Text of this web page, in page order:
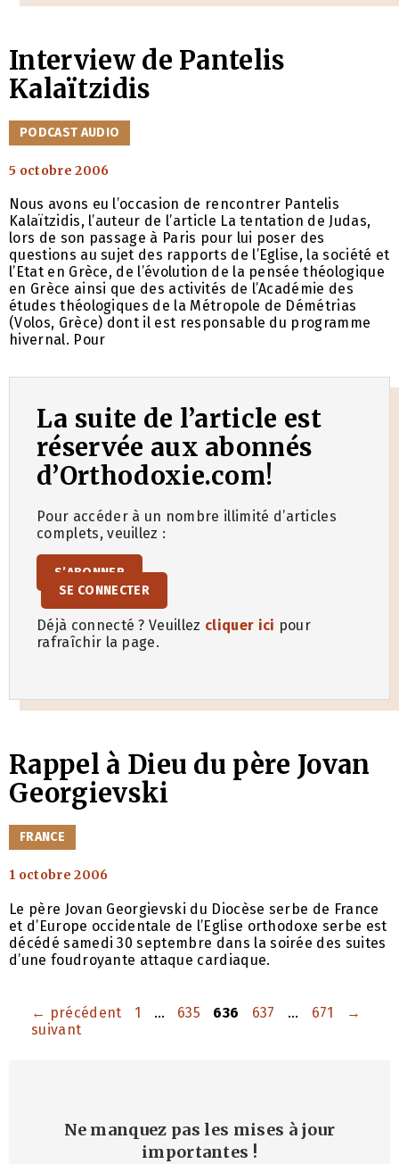
Interview de Pantelis
Kalaïtzidis
CATÉGORIES
PODCAST AUDIO
5 octobre 2006
Nous avons eu l’occasion de rencontrer Pantelis
Kalaïtzidis, l’auteur de l’article La tentation de Judas,
lors de son passage à Paris pour lui poser des
questions au sujet des rapports de l’Eglise, la société et
l’Etat en Grèce, de l’évolution de la pensée théologique
en Grèce ainsi que des activités de l’Académie des
études théologiques de la Métropole de Démétrias
(Volos, Grèce) dont il est responsable du programme
hivernal. Pour
La suite de l’article est
réservée aux abonnés
d’Orthodoxie.com!
Pour accéder à un nombre illimité d’articles
complets, veuillez :
S’ABONNER
SE CONNECTER
Déjà connecté ? Veuillez cliquer ici pour
rafraîchir la page.
Rappel à Dieu du père Jovan
Georgievski
CATÉGORIES
FRANCE
1 octobre 2006
Le père Jovan Georgievski du Diocèse serbe de France
et d’Europe occidentale de l’Eglise orthodoxe serbe est
décédé samedi 30 septembre dans la soirée des suites
d’une foudroyante attaque cardiaque.
← précédent Page
1 … Page
635 Page
636 Page
637 … Page
671
→
suivant
Ne manquez pas les mises à jour
importantes !